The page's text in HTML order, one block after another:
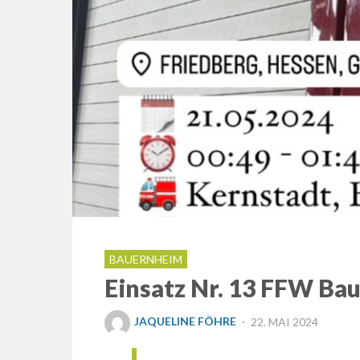
BAUERNHEIM
Einsatz Nr. 13 FFW
JAQUELINE FÖHRE
POSTED
22. MAI 2024